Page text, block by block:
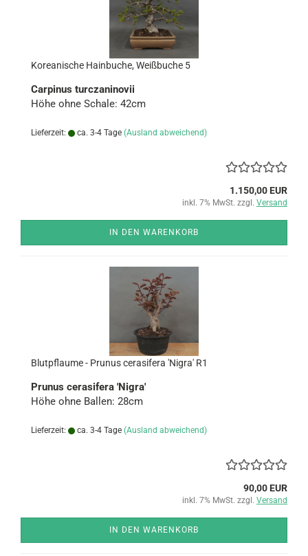
Ko­rea­ni­sche Hain­bu­che, Weiß­bu­che 5
Car­pi­nus tur­cza­ni­novii
Höhe ohne Scha­le: 42cm
Lieferzeit: ca. 3-4 Tage (Ausland abweichend)
1.150,00 EUR
inkl. 7% MwSt. zzgl. Versand
IN DEN WARENKORB
Blut­pflau­me - Pru­nus cer­a­si­fe­ra 'Nigra' R1
Pru­nus cer­a­si­fe­ra 'Nigra'
Höhe ohne Bal­len: 28cm
Lieferzeit: ca. 3-4 Tage (Ausland abweichend)
90,00 EUR
inkl. 7% MwSt. zzgl. Versand
IN DEN WARENKORB